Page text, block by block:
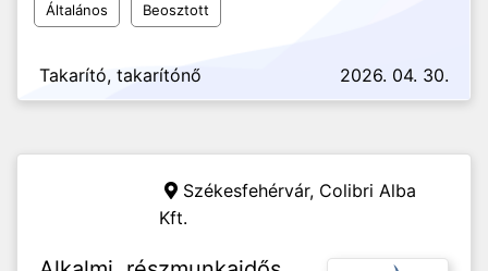
Általános Beosztott
Takarító, takarítónő 2026. 04. 30.
Székesfehérvár, Colibri Alba
Kft.